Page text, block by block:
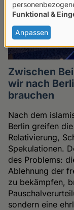
Zwischen
wir nach
brauchen
Nach dem
Berlin greifen
Relativierung,
Spekulationen.
des Problems:
Ablehnung der
zu bekämpfen,
sondern eine
von
Daten
und
Cookies
Funktional &
Anpassen